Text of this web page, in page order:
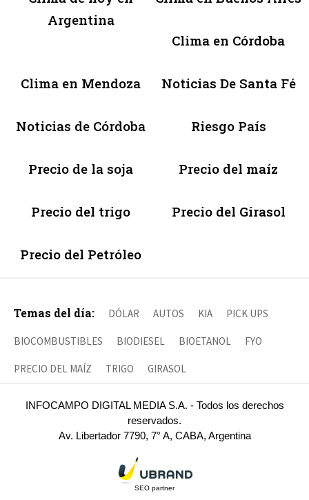
Argentina
Clima en Córdoba
Clima en Mendoza Noticias De Santa Fé
Noticias de Córdoba Riesgo País
Precio de la soja Precio del maíz
Precio del trigo Precio del Girasol
Precio del Petróleo
Temas del día: DÓLAR AUTOS KIA PICK UPS
BIOCOMBUSTIBLES BIODIESEL BIOETANOL FYO
PRECIO DEL MAÍZ TRIGO GIRASOL
INFOCAMPO DIGITAL MEDIA S.A. - Todos los derechos
reservados.
Av. Libertador 7790, 7° A, CABA, Argentina
SEO partner